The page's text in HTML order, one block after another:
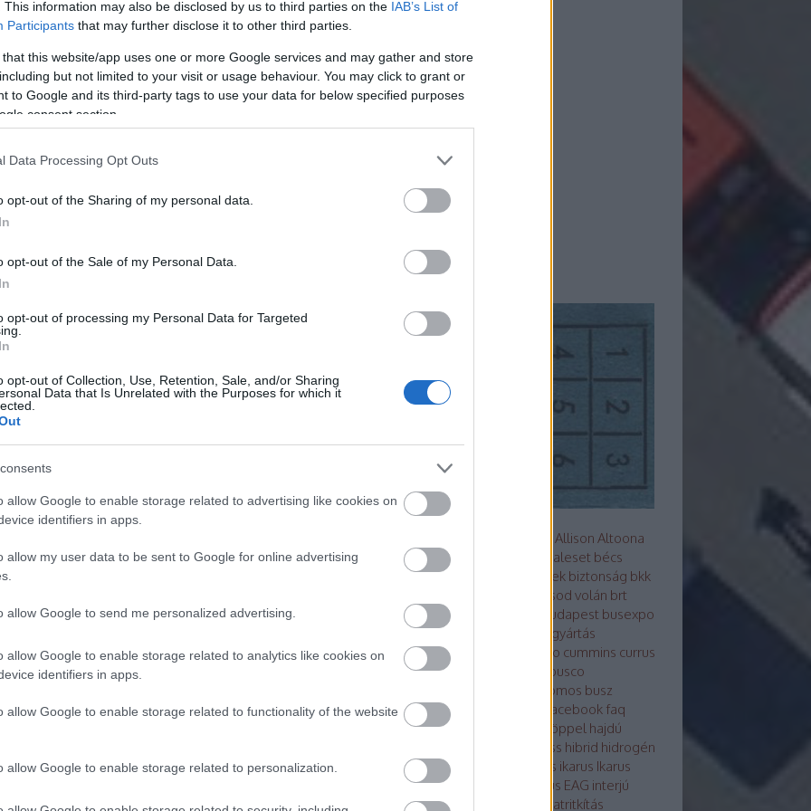
This information may also be disclosed by us to third parties on the IAB’s List of
Participants that may further disclose it to other third parties.
that this website/app uses one or more Google services and may gather and store
but not limited to your visit or usage behaviour. You may click to grant or
to Google and its third-party tags to use your data for below specified purposes
consent section.
Data Processing Opt Outs
opt-out of the Sharing of my personal data.
opt-out of the Sale of my Personal Data.
opt-out of processing my Personal Data for Targeted
opt-out of Collection, Use, Retention, Sale, and/or Sharing
Data that Is Unrelated with the Purposes for which it
allow Google to enable storage related to advertising like cookies on
identifiers in apps.
allow my user data to be sent to Google for online advertising
allow Google to send me personalized advertising.
allow Google to enable storage related to analytics like cookies on
identifiers in apps.
allow Google to enable storage related to functionality of the website
allow Google to enable storage related to personalization.
szinkron - az
- II. rész
motorok után? Eltérő elveken működő
TOVÁBB
LE electric
valami olyat mutatott, ami más gyártóknak még nincs.
de nem is elhanyagolható.
TOVÁBB
Szólj hozzá!
Allison Altoona
amz
arc ARRIVAL baleset bécs
bemutató
beszerzések biztonság bkk
borsod volán brt
búcsú
Búcsú a korelnöktől budapest busexpo
busworldbuszfesztivál
buszgyártás
buszsofőrbvg credo cummins currus
debrecen
Ebusco
elektromos busz
Elektro tudástár
facebook faq
futárganzgeneral motors göppel hajdú
hess hibrid hidrogén
hírek hispano ikarbus ikarus Ikarus
Ikarus200 50
Ikarus EAG interjú
irisbusirizar
járatritkítás